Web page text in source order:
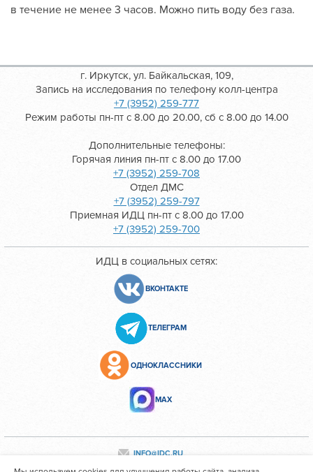
в течение не менее 3 часов. Можно пить воду без газа.
г. Иркутск, ул. Байкальская, 109,
Запись на исследования по телефону колл-центра
+7 (3952) 259-777
Режим работы пн-пт с 8.00 до 20.00, сб с 8.00 до 14.00
Дополнительные телефоны:
Горячая линия пн-пт с 8.00 до 17.00
+7 (3952) 259-708
Отдел ДМС
+7 (3952) 259-797
Приемная ИДЦ пн-пт с 8.00 до 17.00
+7 (3952) 259-700
ИДЦ в социальных сетях:
ВКОНТАКТЕ
ТЕЛЕГРАМ
ОДНОКЛАССНИКИ
МАХ
INFO@IDC.RU